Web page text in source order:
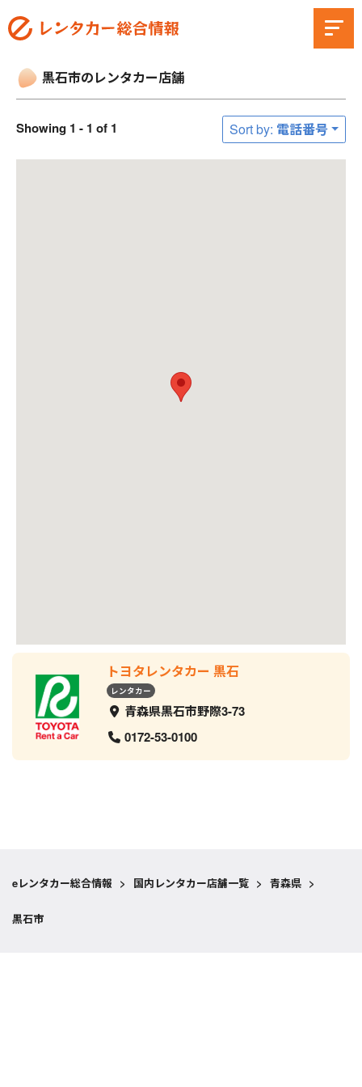
黒石市のレンタカー店舗
Showing 1 - 1 of 1 Sort by: 電話番号
トヨタレンタカー 黒石
レンタカー
青森県黒石市野際3-73
0172-53-0100
eレンタカー総合情報 > 国内レンタカー店舗一覧 > 青森県 >
黒石市